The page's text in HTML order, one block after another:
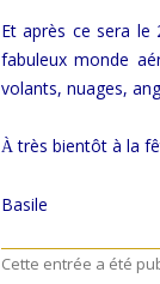
Et après ce sera le
fabuleux monde
volants, nuages,
À très bientôt à la
Basile
Cette entrée a été